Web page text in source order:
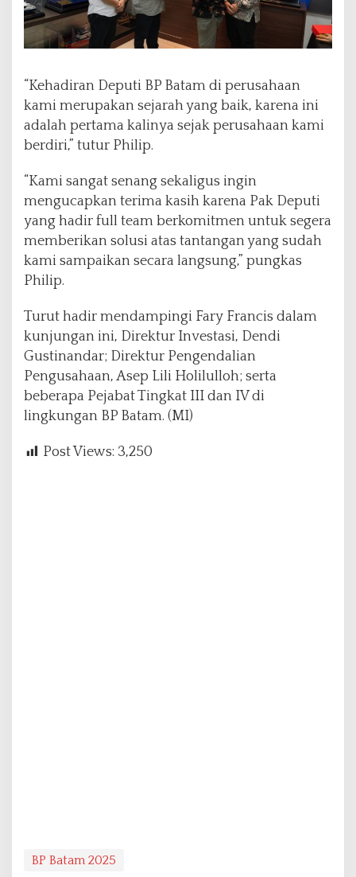
“Kehadiran Deputi BP Batam di perusahaan
kami merupakan sejarah yang baik, karena ini
adalah pertama kalinya sejak perusahaan kami
berdiri,” tutur Philip.
“Kami sangat senang sekaligus ingin
mengucapkan terima kasih karena Pak Deputi
yang hadir full team berkomitmen untuk segera
memberikan solusi atas tantangan yang sudah
kami sampaikan secara langsung,” pungkas
Philip.
Turut hadir mendampingi Fary Francis dalam
kunjungan ini, Direktur Investasi, Dendi
Gustinandar; Direktur Pengendalian
Pengusahaan, Asep Lili Holilulloh; serta
beberapa Pejabat Tingkat III dan IV di
lingkungan BP Batam. (MI)
Post Views: 3,250
BP Batam 2025